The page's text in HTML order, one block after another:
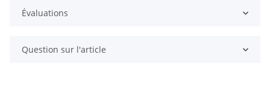
Évaluations
Question sur l'article